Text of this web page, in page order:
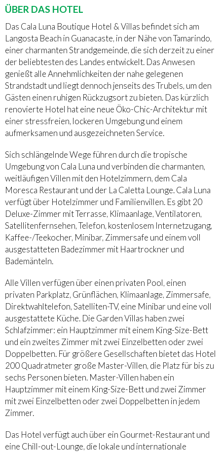
ÜBER DAS HOTEL
Das Cala Luna Boutique Hotel & Villas befindet sich am
Langosta Beach in Guanacaste, in der Nähe von Tamarindo,
einer charmanten Strandgemeinde, die sich derzeit zu einer
der beliebtesten des Landes entwickelt. Das Anwesen
genießt alle Annehmlichkeiten der nahe gelegenen
Strandstadt und liegt dennoch jenseits des Trubels, um den
Gästen einen ruhigen Rückzugsort zu bieten. Das kürzlich
renovierte Hotel hat eine neue Öko-Chic-Architektur mit
einer stressfreien, lockeren Umgebung und einem
aufmerksamen und ausgezeichneten Service.
Sich schlängelnde Wege führen durch die tropische
Umgebung von Cala Luna und verbinden die charmanten,
weitläufigen Villen mit den Hotelzimmern, dem Cala
Moresca Restaurant und der La Caletta Lounge. Cala Luna
verfügt über Hotelzimmer und Familienvillen. Es gibt 20
Deluxe-Zimmer mit Terrasse, Klimaanlage, Ventilatoren,
Satellitenfernsehen, Telefon, kostenlosem Internetzugang,
Kaffee-/Teekocher, Minibar, Zimmersafe und einem voll
ausgestatteten Badezimmer mit Haartrockner und
Bademänteln.
Alle Villen verfügen über einen privaten Pool, einen
privaten Parkplatz, Grünflächen, Klimaanlage, Zimmersafe,
Direktwahltelefon, Satelliten-TV, eine Minibar und eine voll
ausgestattete Küche. Die Garden Villas haben zwei
Schlafzimmer: ein Hauptzimmer mit einem King-Size-Bett
und ein zweites Zimmer mit zwei Einzelbetten oder zwei
Doppelbetten. Für größere Gesellschaften bietet das Hotel
200 Quadratmeter große Master-Villen, die Platz für bis zu
sechs Personen bieten. Master-Villen haben ein
Hauptzimmer mit einem King-Size-Bett und zwei Zimmer
mit zwei Einzelbetten oder zwei Doppelbetten in jedem
Zimmer.
Das Hotel verfügt auch über ein Gourmet-Restaurant und
eine Chill-out-Lounge, die lokale und internationale